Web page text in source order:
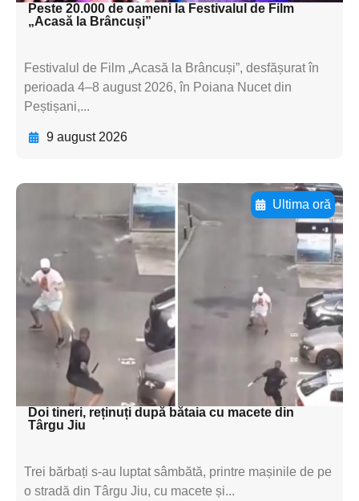
Peste 20.000 de oameni la Festivalul de Film
„Acasă la Brâncuși”
Festivalul de Film „Acasă la Brâncuși”, desfășurat în
perioada 4–8 august 2026, în Poiana Nucet din
Peștișani,...
9 august 2026
Ultima oră
Adaugă aici textul pentru
subtitluAdaugă aici
textul pentru
subtitluAdaugă aici
textul pentru
subtitluAdaugă aici
textul pentru subti
Doi tineri, reținuți după bătaia cu macete din
Târgu Jiu
Trei bărbați s-au luptat sâmbătă, printre mașinile de pe
o stradă din Târgu Jiu, cu macete și...